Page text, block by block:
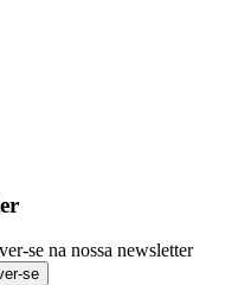
se na nossa newsletter
se